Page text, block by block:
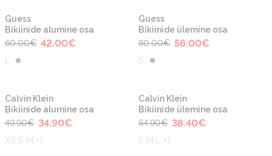
Guess
Bikiinide alumine osa
60.00€ 42.00€
Guess
Bikiinide ülemine osa
80.00€ 56.00€
S
-30%
Calvin Klein
Bikiinide alumine osa
49.90€ 34.90€
XS S M +1
-30%
Calvin Klein
Bikiinide ülemine osa
54.90€ 38.40€
S M L +1